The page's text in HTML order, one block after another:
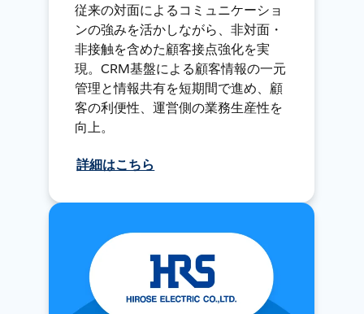
従来の対面によるコミュニケーショ
ンの強みを活かしながら、非対面・
非接触を含めた顧客接点強化を実
現。CRM基盤による顧客情報の一元
管理と情報共有を短期間で進め、顧
客の利便性、運営側の業務生産性を
向上。
詳細はこちら